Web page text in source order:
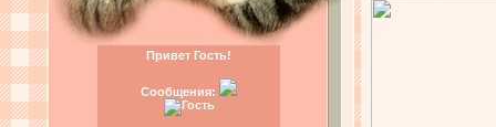
Привет Гость!
Сообщения: